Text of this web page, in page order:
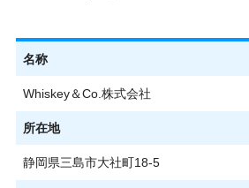
名称
Whiskey＆Co.株式会社
所在地
静岡県三島市大社町18-5